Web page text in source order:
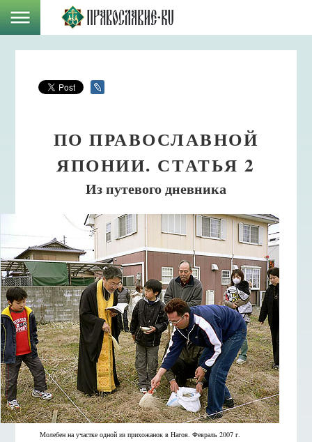
ПО ПРАВОСЛАВНОЙ
ЯПОНИИ. СТАТЬЯ 2
Из путевого дневника
Молебен на участке одной из прихожанок в Нагоя. Февраль 2007 г.